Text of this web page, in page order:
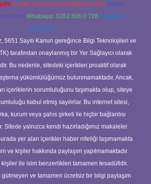
E-mail: backlinkpaneli@gmail.com Teams:
Whatsapp: 0262 606 0 726 Telegram:
@karabul
5651 Sayılı Kanun gereğince Bilgi Teknolojileri ve
tarafından onaylanmış bir Yer Sağlayıcı olarak
Bu nedenle, sitedeki içerikleri proaktif olarak
yükümlülüğümüz bulunmamaktadır. Ancak,
içeriklerin sorumluluğunu taşımakta olup, siteye
kabul etmiş sayılırlar. Bu internet sitesi,
kurum veya şahıs şirketi ile hiçbir bağlantısı
Sitede yalnızca kendi hazırladığımız makaleler
yer alan içerikler haber niteliği taşımamakta
ve kişiler hakkında paylaşım yapılmamaktadır.
kişiler ile isim benzerlikleri tamamen tesadüfidir.
gütmeyen ve tamamen ücretsiz bir bilgi paylaşım